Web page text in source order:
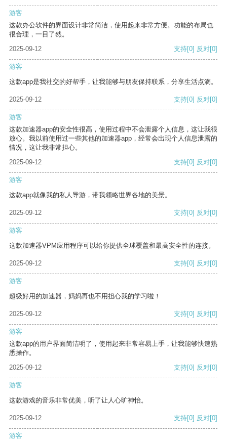
游客
这款办公软件的界面设计非常简洁，使用起来非常方便。功能的布局也
很合理，一目了然。
2025-09-12
支持[0] 反对[0]
游客
这款app是我社交的好帮手，让我能够与朋友保持联系，分享生活点滴。
2025-09-12 支持[0] 反对[0]
游客
这款加速器app的安全性很高，使用过程中不会泄露个人信息，这让我很
放心。我以前使用过一些其他的加速器app，经常会出现个人信息泄露的
情况，这让我非常担心。
2025-09-12
支持[0] 反对[0]
游客
这款app就像我的私人导游，带我领略世界各地的美景。
2025-09-12 支持[0] 反对[0]
游客
这款加速器VPM应用程序可以给你提供全球覆盖和最高安全性的连接。
2025-09-12 支持[0] 反对[0]
游客
超级好用的加速器，妈妈再也不用担心我的学习啦！
2025-09-12 支持[0] 反对[0]
游客
这款app的用户界面简洁明了，使用起来非常容易上手，让我能够快速熟
悉操作。
2025-09-12
支持[0] 反对[0]
游客
这款游戏的音乐非常优美，听了让人心旷神怡。
2025-09-12 支持[0] 反对[0]
游客